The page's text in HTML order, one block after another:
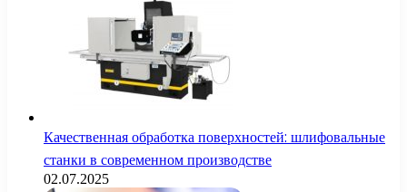
Качественная обработка поверхностей: шлифовальные
станки в современном производстве
02.07.2025